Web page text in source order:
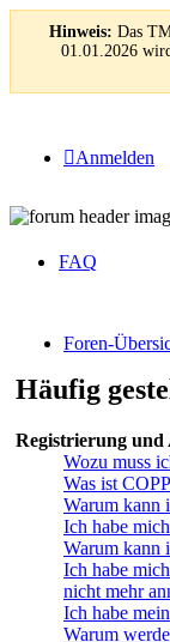
Hinweis: Das
01.01.2026
Anmelden
FAQ
Foren-
Häufig
Registrierung und
Wozu muss
Was ist
Warum kann
Ich habe
Warum kann
Ich habe
nicht mehr
Ich habe
Warum